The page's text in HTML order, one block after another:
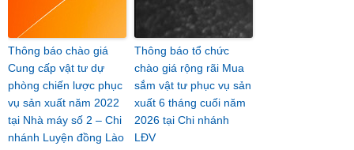
Thông báo chào giá
Cung cấp vật tư dự
phòng chiến lược phục
vụ sản xuất năm 2022
tại Nhà máy số 2 – Chi
nhánh Luyện đồng Lào
Thông báo tổ chức
chào giá rộng rãi Mua
sắm vật tư phục vụ sản
xuất 6 tháng cuối năm
2026 tại Chi nhánh
LĐV